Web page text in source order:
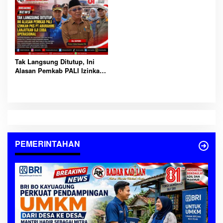
Tak Langsung Ditutup, Ini
Alasan Pemkab PALI Izinkan
PEMERINTAHAN